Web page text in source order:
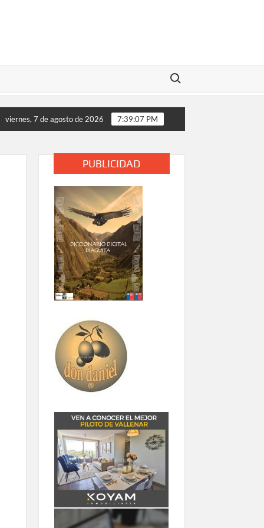
Buscar:
Cuatro años de lluvia en pocos días: el
viernes, 7 de agosto de 2026 7:39:09 PM
PUBLICIDAD